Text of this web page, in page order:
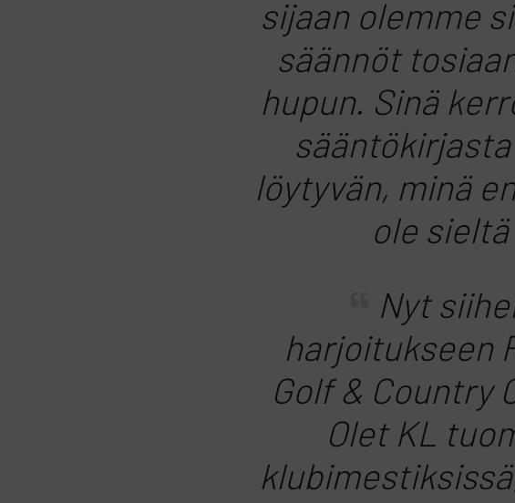
sijaan olemme
säännöt
hupun. Sinä
löytyvän, minä
ole
Nyt
harjoitukseen
Golf & Country
Olet KL